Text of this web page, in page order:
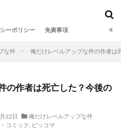
ーポリシー 免責事項
な件 俺だけレベルアップな件の作者は
の作者は死亡した？今後の
22日
俺だけレベルアップな件
コミック, ピッコマ